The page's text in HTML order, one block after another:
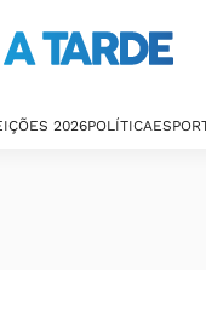
2026POLÍTICA